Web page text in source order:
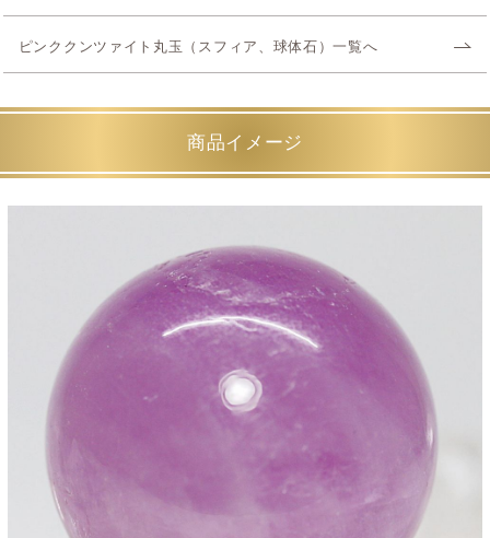
ピンククンツァイト丸玉（スフィア、球体石）一覧へ
商品イメージ